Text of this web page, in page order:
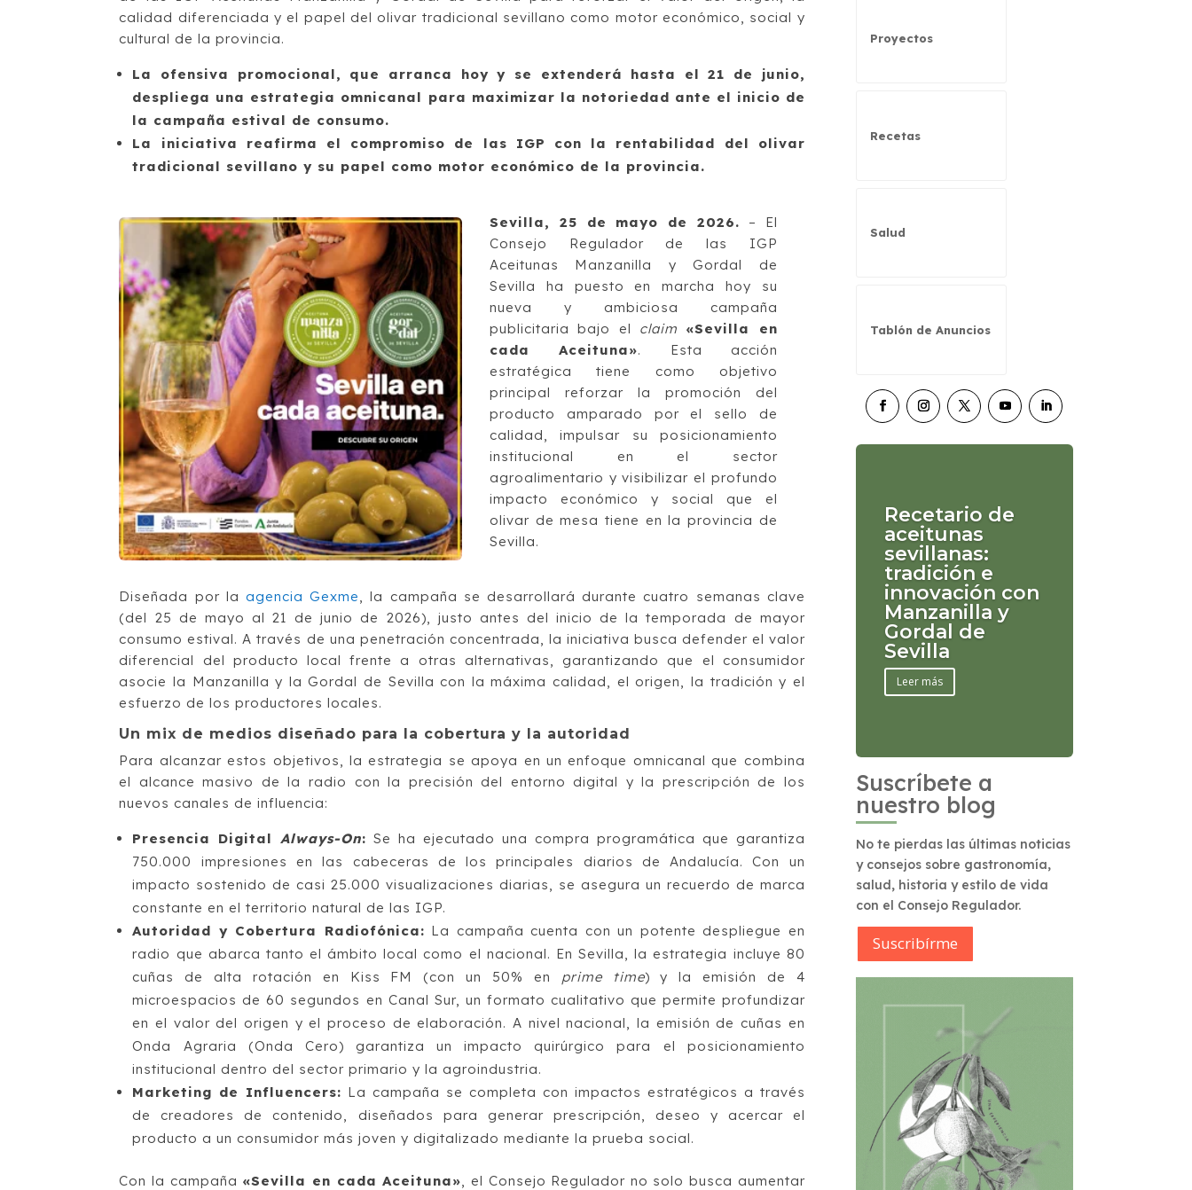
calidad diferenciada y el papel del olivar tradicional sevillano como motor económico, social y
cultural de la provincia.
La ofensiva promocional, que arranca hoy y se extenderá hasta el 21 de junio,
despliega una estrategia omnicanal para maximizar la notoriedad ante el inicio de
la campaña estival de consumo.
La iniciativa reafirma el compromiso de las IGP con la rentabilidad del olivar
tradicional sevillano y su papel como motor económico de la provincia.
Sevilla, 25 de mayo de 2026. – El
Consejo Regulador de las IGP
Aceitunas Manzanilla y Gordal de
Sevilla ha puesto en marcha hoy su
nueva y ambiciosa campaña
publicitaria bajo el claim «Sevilla en
cada Aceituna». Esta acción
estratégica tiene como objetivo
principal reforzar la promoción del
producto amparado por el sello de
calidad, impulsar su posicionamiento
institucional en el sector
agroalimentario y visibilizar el profundo
impacto económico y social que el
olivar de mesa tiene en la provincia de
Sevilla.
Diseñada por la agencia Gexme, la campaña se desarrollará durante cuatro semanas clave
(del 25 de mayo al 21 de junio de 2026), justo antes del inicio de la temporada de mayor
consumo estival. A través de una penetración concentrada, la iniciativa busca defender el valor
diferencial del producto local frente a otras alternativas, garantizando que el consumidor
asocie la Manzanilla y la Gordal de Sevilla con la máxima calidad, el origen, la tradición y el
esfuerzo de los productores locales.
Un mix de medios diseñado para la cobertura y la autoridad
Para alcanzar estos objetivos, la estrategia se apoya en un enfoque omnicanal que combina
el alcance masivo de la radio con la precisión del entorno digital y la prescripción de los
nuevos canales de influencia:
Presencia DigitalAlways-On: Se ha ejecutado una compra programática que garantiza
750.000 impresiones en las cabeceras de los principales diarios de Andalucía. Con un
impacto sostenido de casi 25.000 visualizaciones diarias, se asegura un recuerdo de marca
constante en el territorio natural de las IGP.
Autoridad y Cobertura Radiofónica: La campaña cuenta con un potente despliegue en
radio que abarca tanto el ámbito local como el nacional. En Sevilla, la estrategia incluye 80
cuñas de alta rotación en Kiss FM (con un 50% en prime time) y la emisión de 4
microespacios de 60 segundos en Canal Sur, un formato cualitativo que permite profundizar
en el valor del origen y el proceso de elaboración. A nivel nacional, la emisión de cuñas en
Onda Agraria (Onda Cero) garantiza un impacto quirúrgico para el posicionamiento
institucional dentro del sector primario y la agroindustria.
Marketing de Influencers: La campaña se completa con impactos estratégicos a través
de creadores de contenido, diseñados para generar prescripción, deseo y acercar el
producto a un consumidor más joven y digitalizado mediante la prueba social.
Con la campaña «Sevilla en cada Aceituna», el Consejo Regulador no solo busca aumentar
Proyectos
Recetas
Salud
Tablón de Anuncios
Recetario de
aceitunas
sevillanas:
tradición e
innovación con
Manzanilla y
Gordal de
Sevilla
Leer más
Suscríbete a
nuestro blog
No te pierdas las últimas noticias
y consejos sobre gastronomía,
salud, historia y estilo de vida
con el Consejo Regulador.
Suscribírme